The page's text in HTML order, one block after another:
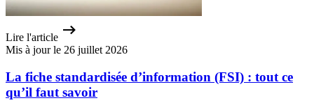
Lire l'article
Mis à jour le 26 juillet 2026
La fiche standardisée d’information (FSI) : tout ce
qu’il faut savoir